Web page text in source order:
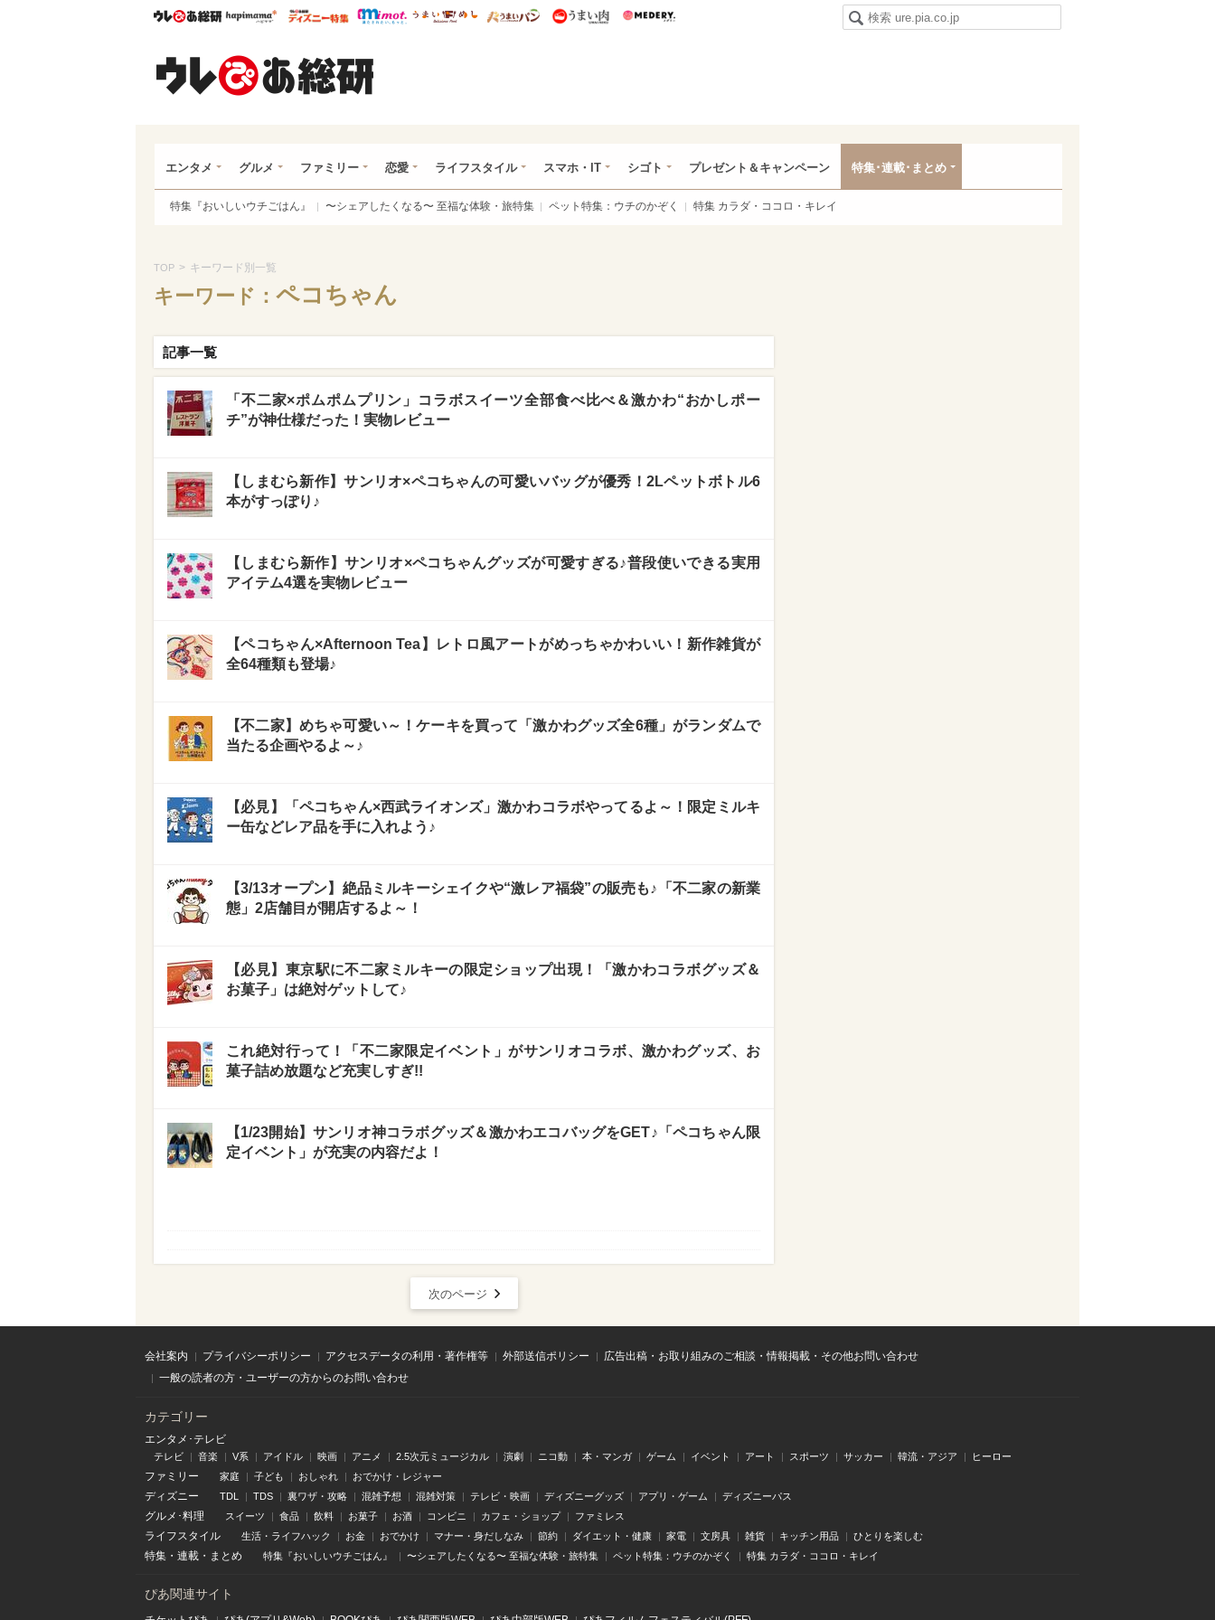
ウレぴあ総研ハピママ* ウレぴあ総研 ディズニー特集
mimot. うまいめし うまいパン うまい肉
エンタメ グルメ ファミリー 恋愛 ライフスタイル スマホ・IT シゴト プレゼント＆キャンペーン 特集･連載･まとめ
特集『おいしいウチごはん』 〜シェアしたくなる〜 至福な体験・旅特集 ペット特集：ウチのかぞく 特集 カラダ・ココロ・キレイ
TOP > キーワード別一覧
キーワード： ペコちゃん
記事一覧
「不二家×ポムポムプリン」コラボスイーツ全部食べ比べ＆激かわ“おかしポー
チ”が神仕様だった！実物レビュー
【しまむら新作】サンリオ×ペコちゃんの可愛いバッグが優秀！2Lペットボトル6
本がすっぽり♪
【しまむら新作】サンリオ×ペコちゃんグッズが可愛すぎる♪普段使いできる実用
アイテム4選を実物レビュー
【ペコちゃん×Afternoon Tea】レトロ風アートがめっちゃかわいい！新作雑貨が
全64種類も登場♪
【不二家】めちゃ可愛い～！ケーキを買って「激かわグッズ全6種」がランダムで
当たる企画やるよ～♪
【必見】「ペコちゃん×西武ライオンズ」激かわコラボやってるよ～！限定ミルキ
ー缶などレア品を手に入れよう♪
【3/13オープン】絶品ミルキーシェイクや“激レア福袋”の販売も♪「不二家の新業
態」2店舗目が開店するよ～！
【必見】東京駅に不二家ミルキーの限定ショップ出現！「激かわコラボグッズ＆
お菓子」は絶対ゲットして♪
これ絶対行って！「不二家限定イベント」がサンリオコラボ、激かわグッズ、お
菓子詰め放題など充実しすぎ!!
【1/23開始】サンリオ神コラボグッズ＆激かわエコバッグをGET♪「ペコちゃん限
定イベント」が充実の内容だよ！
次のページ
会社案内 プライバシーポリシー アクセスデータの利用・著作権等 外部送信ポリシー
広告出稿・お取り組みのご相談・情報掲載・その他お問い合わせ
一般の読者の方・ユーザーの方からのお問い合わせ
カテゴリー
エンタメ･テレビ
テレビ 音楽 V系 アイドル 映画 アニメ 2.5次元ミュージカル 演劇 ニコ動 本・マンガ ゲーム イベント アート スポーツ サッカー 韓流・アジア ヒーロー
ファミリー 家庭 子ども おしゃれ おでかけ・レジャー
ディズニー TDL TDS 裏ワザ・攻略 混雑予想 混雑対策 テレビ・映画 ディズニーグッズ アプリ・ゲーム ディズニーパス
グルメ･料理 スイーツ 食品 飲料 お菓子 お酒 コンビニ カフェ・ショップ ファミレス
ライフスタイル 生活・ライフハック お金 おでかけ マナー・身だしなみ 節約 ダイエット・健康 家電 文房具 雑貨 キッチン用品 ひとりを楽しむ
特集 ・ 連載 ・ まとめ 特集『おいしいウチごはん』 〜シェアしたくなる〜 至福な体験・旅特集 ペット特集：ウチのかぞく 特集 カラダ・ココロ・キレイ
ぴあ関連サイト